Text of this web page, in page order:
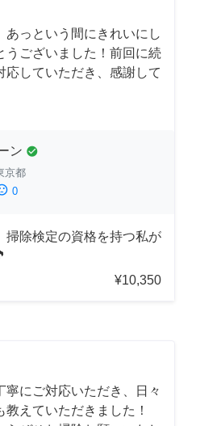
あっという間にきれいにし
うございました！前回に続
応していただき、感謝して
ン check_circle
京都
0
掃除検定の資格を持つ私が
¥10,350
寧にご対応いただき、日々
えていただきました！